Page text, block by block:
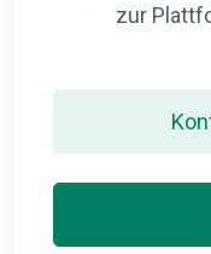
zur